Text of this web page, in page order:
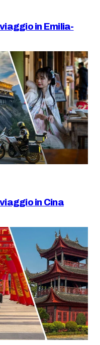
in Emilia-
in Cina